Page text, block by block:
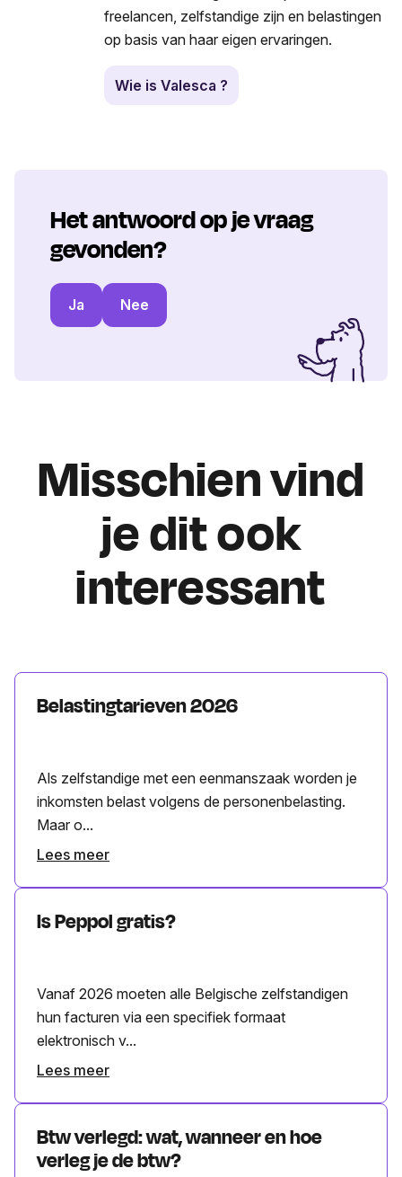
freelancen, zelfstandige zijn en belastingen
op basis van haar eigen ervaringen.
Wie is Valesca ?
Het antwoord op je vraag
gevonden?
Ja Nee
Misschien vind
je dit ook
interessant
Belastingtarieven 2026
Als zelfstandige met een eenmanszaak worden je
inkomsten belast volgens de personenbelasting.
Maar o...
Lees meer
Is Peppol gratis?
Vanaf 2026 moeten alle Belgische zelfstandigen
hun facturen via een specifiek formaat
elektronisch v...
Lees meer
Btw verlegd: wat, wanneer en hoe
verleg je de btw?